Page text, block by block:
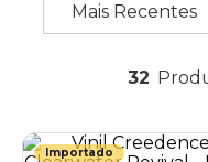
Mais Recentes
32
Importado